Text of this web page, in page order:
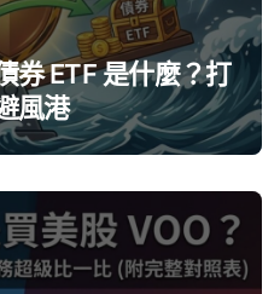
券 ETF 是什麼？打
風港